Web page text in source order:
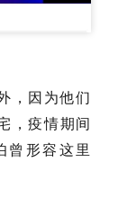
，因为他们
，疫情期间
曾形容这里